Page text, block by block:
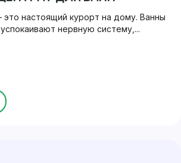
это настоящий курорт на дому. Ванны
нервную систему,...